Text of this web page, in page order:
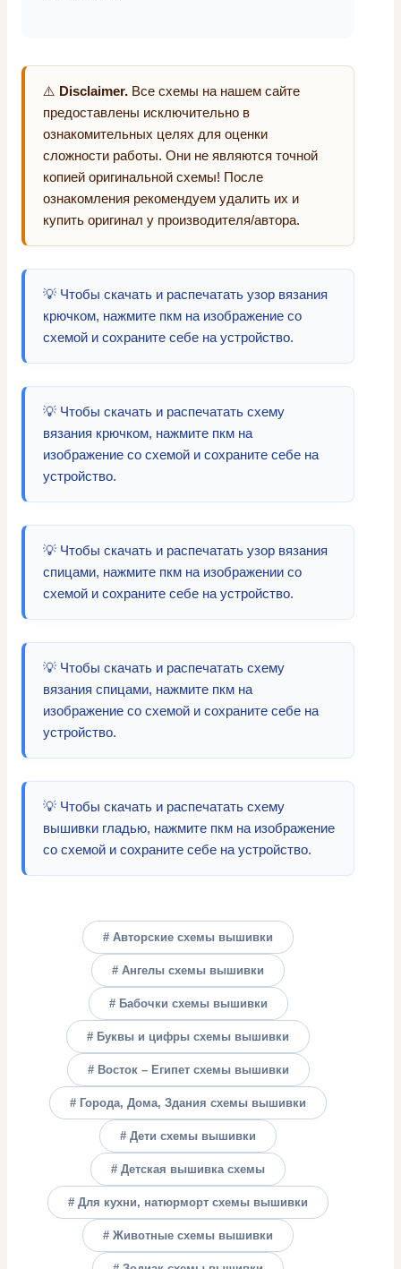
⚠️ Disclaimer. Все схемы на нашем сайте
предоставлены исключительно в
ознакомительных целях для оценки
сложности работы. Они не являются точной
копией оригинальной схемы! После
ознакомления рекомендуем удалить их и
купить оригинал у производителя/автора.
💡 Чтобы скачать и распечатать узор вязания
крючком, нажмите пкм на изображение со
схемой и сохраните себе на устройство.
💡 Чтобы скачать и распечатать схему
вязания крючком, нажмите пкм на
изображение со схемой и сохраните себе на
устройство.
💡 Чтобы скачать и распечатать узор вязания
спицами, нажмите пкм на изображении со
схемой и сохраните себе на устройство.
💡 Чтобы скачать и распечатать схему
вязания спицами, нажмите пкм на
изображение со схемой и сохраните себе на
устройство.
💡 Чтобы скачать и распечатать схему
вышивки гладью, нажмите пкм на изображение
со схемой и сохраните себе на устройство.
# Авторские схемы вышивки
# Ангелы схемы вышивки
# Бабочки схемы вышивки
# Буквы и цифры схемы вышивки
# Восток – Египет схемы вышивки
# Города, Дома, Здания схемы вышивки
# Дети схемы вышивки
# Детская вышивка схемы
# Для кухни, натюрморт схемы вышивки
# Животные схемы вышивки